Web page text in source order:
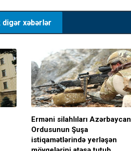
digər xəbərlər
Erməni silahlıları Azərbaycan
Ordusunun Şuşa
istiqamətlərində yerləşən